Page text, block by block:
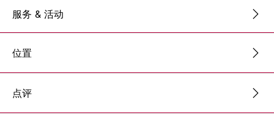
服务 & 活动
位置
点评